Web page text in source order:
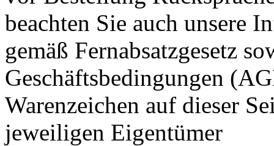
beachten Sie auch unsere
gemäß Fernabsatzgesetz
Geschäftsbedingungen
Warenzeichen auf dieser
jeweiligen Eigentümer